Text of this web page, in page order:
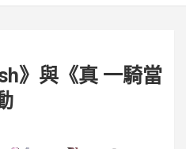
》與《真 一騎當